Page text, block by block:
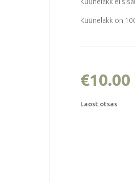
Küünelakk on
€10.00
Laost otsas